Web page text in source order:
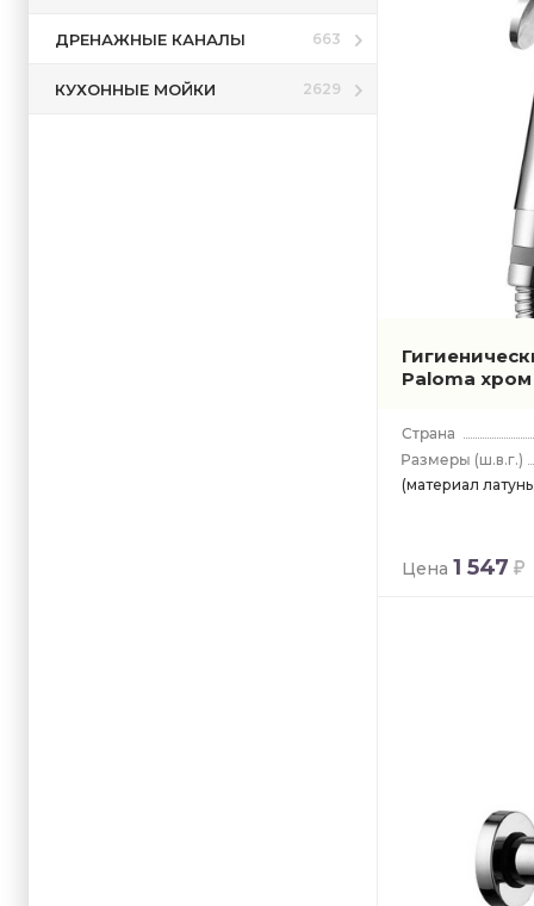
ДРЕНАЖНЫЕ КАНАЛЫ 663
КУХОННЫЕ МОЙКИ 2629
Paloma хром
(ш.в.г.)
(материал
Цена 1 547